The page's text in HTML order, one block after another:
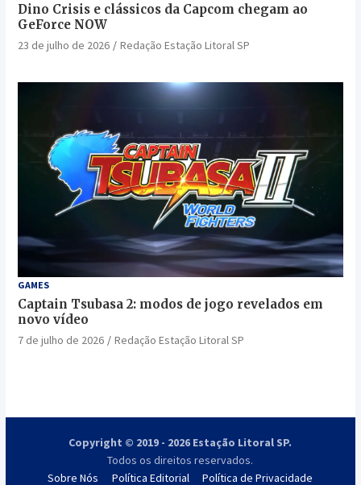
Dino Crisis e clássicos da Capcom chegam ao
GeForce NOW
23 de julho de 2026 Redação Estação Litoral SP
GAMES
Captain Tsubasa 2: modos de jogo revelados em
novo vídeo
7 de julho de 2026 Redação Estação Litoral SP
Copyright © 2019 - 2026 Estação Litoral SP.
Todos os direitos reservados.
Sobre Nós
Política Editorial Política de Privacidade